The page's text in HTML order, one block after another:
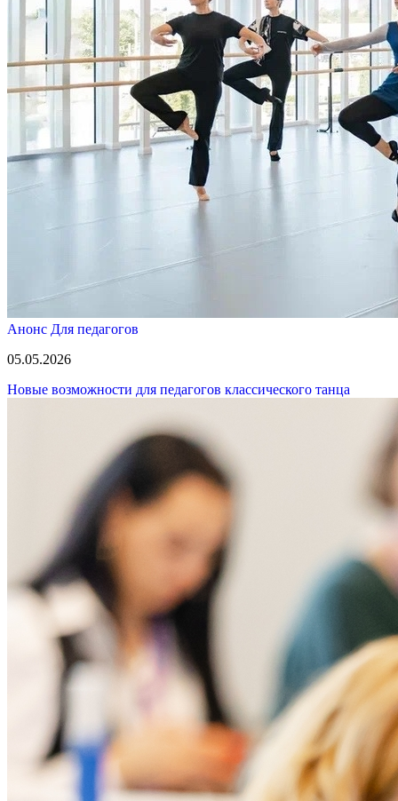
Анонс Для педагогов
05.05.2026
Новые возможности для педагогов классического танца